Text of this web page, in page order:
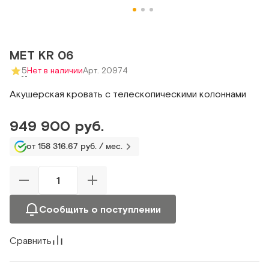
MET KR 06
5Нет в наличииАрт. 20974
Акушерская кровать с телескопическими колоннами
949 900 руб.
от 158 316.67 руб. / мес.
Сообщить о поступлении
Сравнить